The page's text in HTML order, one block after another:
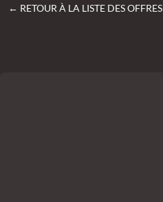
← RETOUR À LA LISTE DES OFFRES